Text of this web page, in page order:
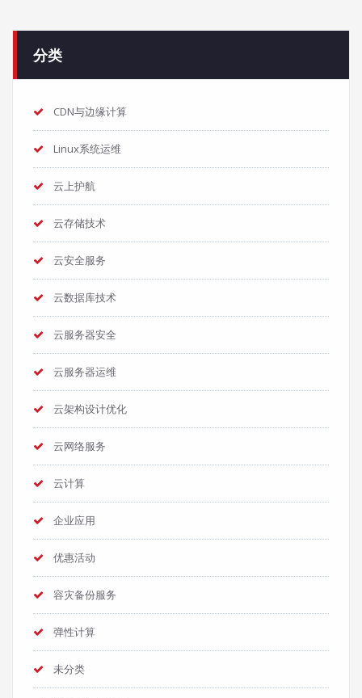
分类
CDN与边缘计算
Linux系统运维
云上护航
云存储技术
云安全服务
云数据库技术
云服务器安全
云服务器运维
云架构设计优化
云网络服务
云计算
企业应用
优惠活动
容灾备份服务
弹性计算
未分类